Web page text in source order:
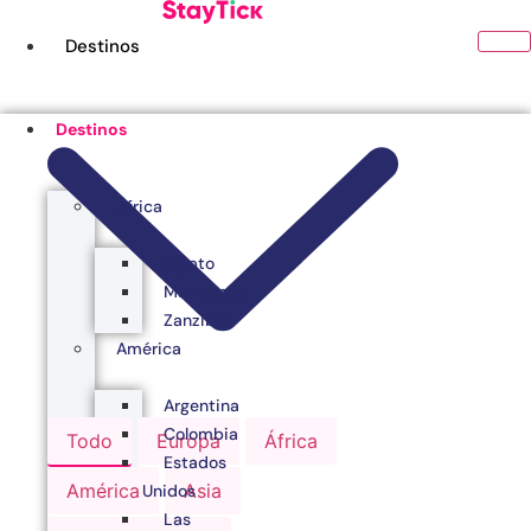
Destinos
Todo Europa África
América Asia
Destinos
África
Egipto
Marruecos
Zanzibar
América
Argentina
Colombia
Estados
Unidos
Las